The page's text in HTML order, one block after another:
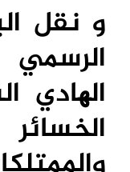
و نقل
الھادي